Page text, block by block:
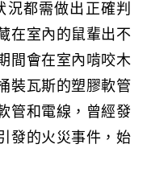
都需做出正確判
在室內的鼠輩出不
間會在室內啃咬木
裝瓦斯的塑膠軟管
管和電線，曾經發
發的火災事件，始